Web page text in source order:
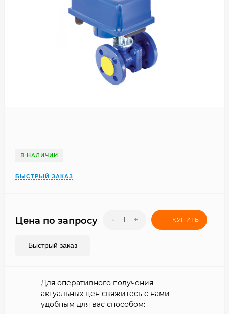
В НАЛИЧИИ
БЫСТРЫЙ ЗАКАЗ
Цена по запросу - + КУПИТЬ
Быстрый заказ
Для оперативного получения
актуальных цен свяжитесь с нами
удобным для вас способом: